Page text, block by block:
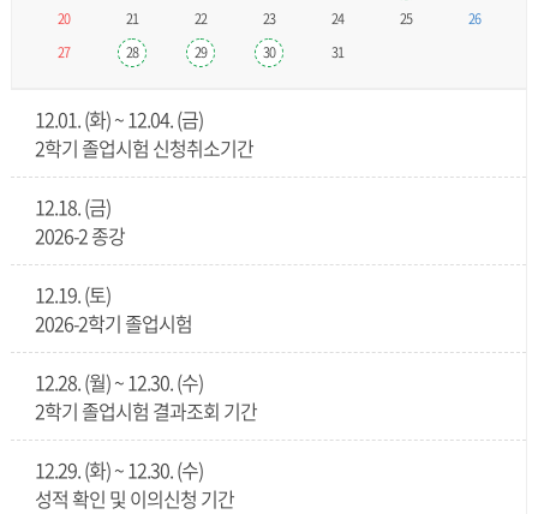
20
21 22 23 24 25
26
27
28 29 30 31
12.01. (화) ~ 12.04. (금)
2학기 졸업시험 신청취소기간
12.18. (금)
2026-2 종강
12.19. (토)
2026-2학기 졸업시험
12.28. (월) ~ 12.30. (수)
2학기 졸업시험 결과조회 기간
12.29. (화) ~ 12.30. (수)
성적 확인 및 이의신청 기간